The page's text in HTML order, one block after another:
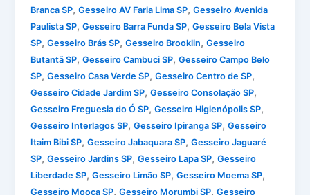
Branca SP,Gesseiro AV Faria Lima SP,Gesseiro Avenida
Paulista SP,Gesseiro Barra Funda SP,Gesseiro Bela Vista
SP,Gesseiro Brás SP,Gesseiro Brooklin,Gesseiro
Butantã SP,Gesseiro Cambuci SP,Gesseiro Campo Belo
SP,Gesseiro Casa Verde SP,Gesseiro Centro de SP,
Gesseiro Cidade Jardim SP,Gesseiro Consolação SP,
Gesseiro Freguesia do Ó SP,Gesseiro Higienópolis SP,
Gesseiro Interlagos SP,Gesseiro Ipiranga SP,Gesseiro
Itaim Bibi SP,Gesseiro Jabaquara SP,Gesseiro Jaguaré
SP,Gesseiro Jardins SP,Gesseiro Lapa SP,Gesseiro
Liberdade SP,Gesseiro Limão SP,Gesseiro Moema SP,
Gesseiro Mooca SP,Gesseiro Morumbi SP,Gesseiro